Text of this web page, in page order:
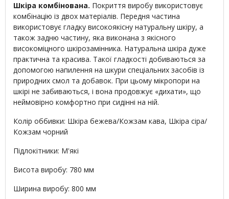
Шкіра комбінована. Покриття виробу використовує
комбінацію із двох матеріалів. Передня частина
використовує гладку високоякісну натуральну шкіру, а
також задню частину, яка виконана з якісного
високоміцного шкірозамінника. Натуральна шкіра дуже
практична та красива. Такої гладкості добиваються за
допомогою напилення на шкури спеціальних засобів із
природних смол та добавок. При цьому мікропори на
шкірі не забиваються, і вона продовжує «дихати», що
неймовірно комфортно при сидінні на ній.
Колір оббивки: Шкіра бежева/Кожзам кава, Шкіра сіра/
Кожзам чорний
Підлокітники: М'які
Висота виробу: 780 мм
Ширина виробу: 800 мм